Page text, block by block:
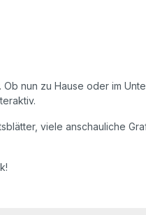
nun zu Hause oder im
viele anschauliche